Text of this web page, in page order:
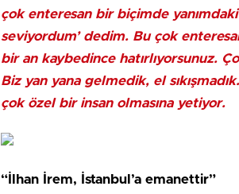
çok enteresan bir biçimde
seviyordum’ dedim. Bu çok
bir an kaybedince hatırlıyorsunuz.
Biz yan yana gelmedik, el
çok özel bir insan olmasına yetiyor.
“İlhan İrem, İstanbul’a emanettir”